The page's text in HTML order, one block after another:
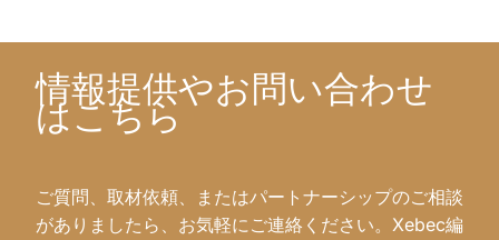
情報提供やお問い合わせ
はこちら
ご質問、取材依頼、またはパートナーシップのご相談
がありましたら、お気軽にご連絡ください。Xebec編